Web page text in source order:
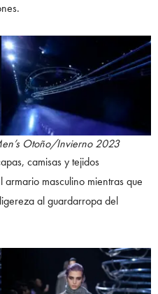
Otoño/Invierno 2023
camisas y tejidos
armario masculino mientras que
al guardarropa del